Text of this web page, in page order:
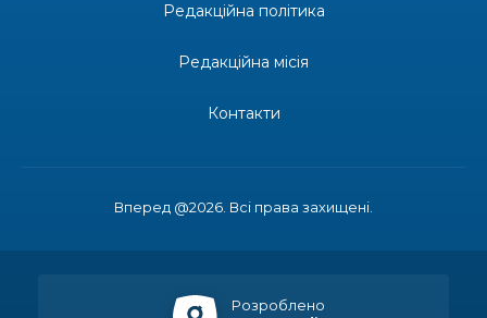
«Дві музи» у Рівному: свято краси, мистецтва
епідеміолог, зоолог
Вперед @2026. Всі права захищені.
Редакційна політика
Редакційна місія
Контакти
Розроблено